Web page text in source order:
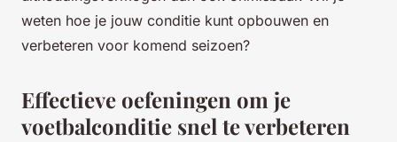
weten hoe je jouw conditie kunt opbouwen en
verbeteren voor komend seizoen?
Effectieve oefeningen om je
voetbalconditie snel te verbeteren